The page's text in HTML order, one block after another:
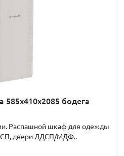
бодега
Распашной шкаф для одежды
двери ЛДСП/МДФ..